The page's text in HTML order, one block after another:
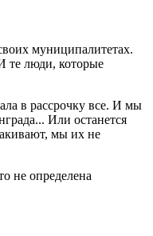
муниципалитетах.
те люди, которые
в рассрочку все. И мы
Или останется
мы их не
не определена